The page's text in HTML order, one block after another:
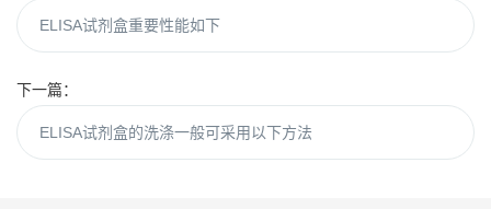
ELISA试剂盒重要性能如下
下一篇：
ELISA试剂盒的洗涤一般可采用以下方法